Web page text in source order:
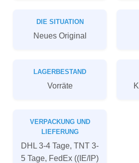
DIE SITUATION
Neues Original
LAGERBESTAND
Vorräte
VERPACKUNG UND
LIEFERUNG
DHL 3-4 Tage, TNT 3-
5 Tage, FedEx ((IE/IP)